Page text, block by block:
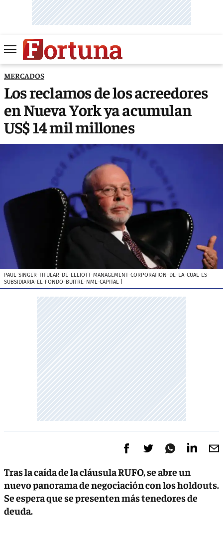
MERCADOS
Los reclamos de los acreedores
en Nueva York ya acumulan
US$ 14 mil millones
PAUL-SINGER-TITULAR-DE-ELLIOTT-MANAGEMENT-CORPORATION-DE-LA-CUAL-ES-
SUBSIDIARIA-EL-FONDO-BUITRE-NML-CAPITAL
Tras la caída de la cláusula RUFO, se abre un
nuevo panorama de negociación con los holdouts.
Se espera que se presenten más tenedores de
deuda.